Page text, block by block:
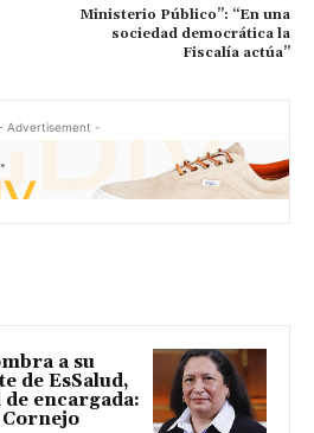
Ministerio Público”: “En una
sociedad democrática la
Fiscalía actúa”
Advertisement -
a su
de EsSalud,
encargada:
Cornejo